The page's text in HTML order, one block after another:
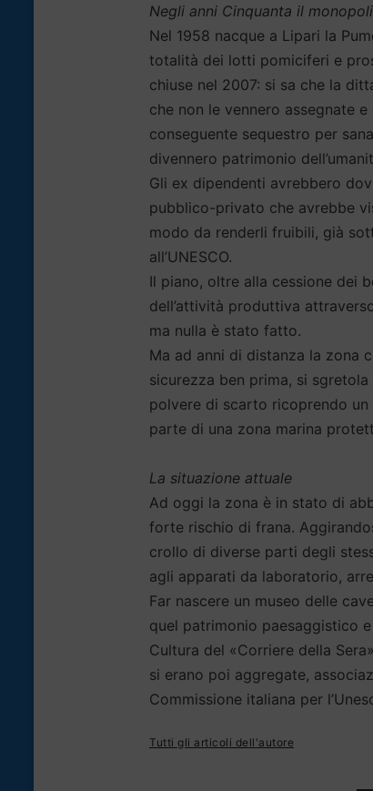
Negli anni Cinquanta il
Nel 1958 nacque a Lipari la
totalità dei lotti pomiciferi e
chiuse nel 2007: si sa che la
che non le vennero assegnate
conseguente sequestro per
divennero patrimonio
Gli ex dipendenti avrebbero
pubblico-privato che avrebbe
modo da renderli fruibili, già
all’UNESCO.
Il piano, oltre alla cessione dei
dell’attività produttiva
ma nulla è stato fatto.
Ma ad anni di distanza la zona
sicurezza ben prima, si
polvere di scarto ricoprendo
parte di una zona marina
La situazione attuale
Ad oggi la zona è in stato di
forte rischio di frana.
crollo di diverse parti degli
agli apparati da laboratorio,
Far nascere un museo delle
quel patrimonio paesaggistico
Cultura del «Corriere della
si erano poi aggregate,
Commissione italiana per
Tutti gli articoli dell'autore